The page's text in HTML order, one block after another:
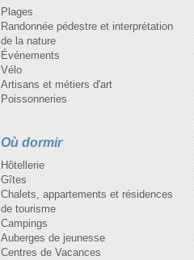
Plages
Randonnée pédestre et interprétation
de la nature
Événements
Vélo
Artisans et métiers d'art
Poissonneries
Où dormir
Hôtellerie
Gîtes
Chalets, appartements et résidences
de tourisme
Campings
Auberges de jeunesse
Centres de Vacances